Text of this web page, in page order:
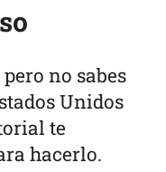
no sabes
Unidos
te
hacerlo.